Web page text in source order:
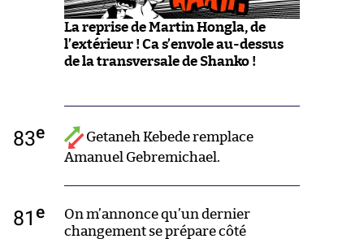
La reprise de Martin Hongla, de
l’extérieur ! Ca s’envole au-dessus
de la transversale de Shanko !
83e
Getaneh Kebede remplace
Amanuel Gebremichael.
81 e
On m’annonce qu’un dernier
changement se prépare côté